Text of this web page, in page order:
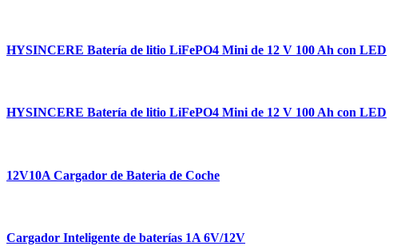
HYSINCERE Batería de litio LiFePO4 Mini de 12 V 100 Ah con LED
HYSINCERE Batería de litio LiFePO4 Mini de 12 V 100 Ah con LED
12V10A Cargador de Bateria de Coche
Cargador Inteligente de baterías 1A 6V/12V